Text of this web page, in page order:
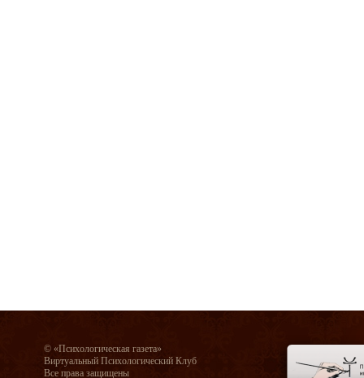
© «Психологическая газета»
Виртуальный Психологический Клуб
Все права защищены